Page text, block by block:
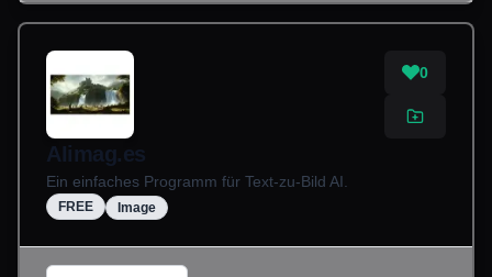
0
AIimag.es
Ein einfaches Programm für Text-zu-Bild AI.
FREE Image